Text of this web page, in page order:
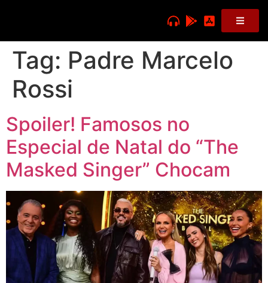
Tag: Padre Marcelo
Rossi
Spoiler! Famosos no
Especial de Natal do “The
Masked Singer” Chocam